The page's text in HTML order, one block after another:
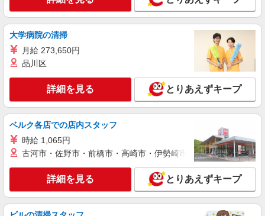
パート
株式会社バイトレ（ADM818250）
【迷ったらコレ】箱に入れるだけ♪モクモク軽
時給1243円（就業先により異なる）
キープ 詳細を見る
アルバイト パート
株式会社バイトレ（ADM814527）
久しぶりのお仕事に｜座ってできるモクモク軽
作業
時給1200円（就業先により異なる）
群馬県前橋市
大学病院の清掃
月給 273,650円
品川区
詳細を見る とりあえずキープ
ベルク各店での店内スタッフ
時給 1,065円
古河市・佐野市・前橋市・高崎市・伊勢崎市・太田市・館林市
詳細を見る とりあえずキープ